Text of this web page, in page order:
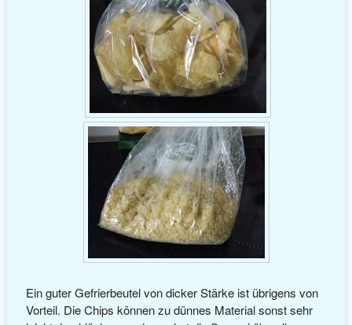
Ein guter Gefrierbeutel von dicker Stärke ist übrigens von
Vorteil. Die Chips können zu dünnes Material sonst sehr